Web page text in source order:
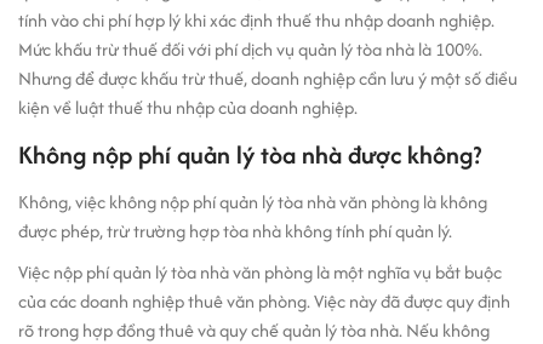
tính vào chi phí hợp lý khi xác định thuế thu nhập doanh nghiệp.
Mức khấu trừ thuế đối với phí dịch vụ quản lý tòa nhà là 100%.
Nhưng để được khấu trừ thuế, doanh nghiệp cần lưu ý một số điều
kiện về luật thuế thu nhập của doanh nghiệp.
Không nộp phí quản lý tòa nhà được không?
Không, việc không nộp phí quản lý tòa nhà văn phòng là không
được phép, trừ trường hợp tòa nhà không tính phí quản lý.
Việc nộp phí quản lý tòa nhà văn phòng là một nghĩa vụ bắt buộc
của các doanh nghiệp thuê văn phòng. Việc này đã được quy định
rõ trong hợp đồng thuê và quy chế quản lý tòa nhà. Nếu không